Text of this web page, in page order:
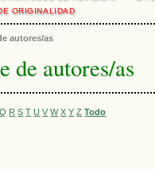
ORIGINALIDAD
autores/as
de autores/as
Q R S T U V W X Y Z Todo